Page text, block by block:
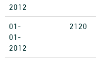
2012
01-
01-
2012
2120